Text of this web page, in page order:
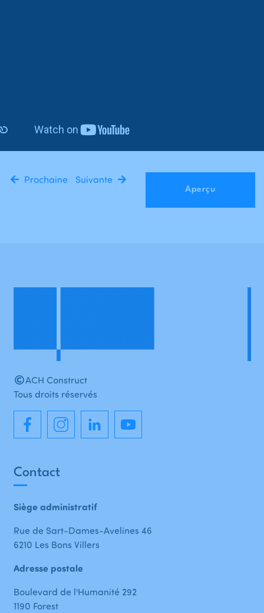
Prochaine
Aperçu
Suivante
Contact
Siège administratif
Rue de Sart-Dames-Avelines 46
6210 Les Bons Villers
Adresse postale
Boulevard de l'Humanité 292
1190 Forest
ACH Construct
Tous droits réservés